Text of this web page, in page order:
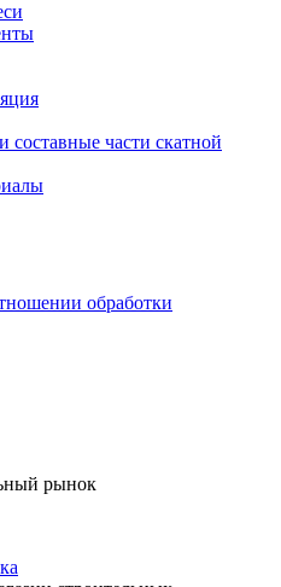
части скатной
обработки
рынок